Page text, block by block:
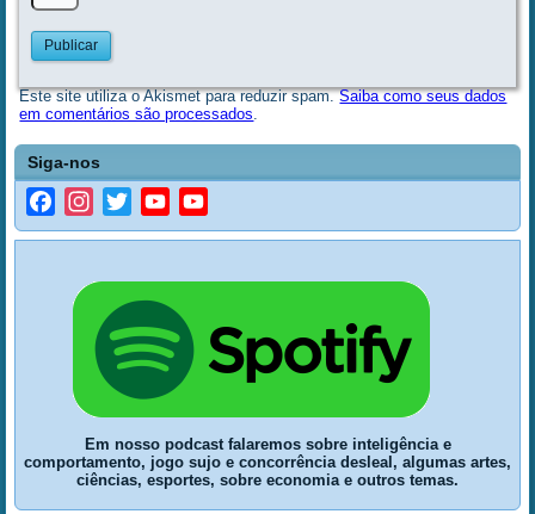
Este site utiliza o Akismet para reduzir spam.Saiba como seus dados
em comentários são processados
Siga-nos
FacebookInstagramTwitterYouTube
Channel
Em nosso podcast falaremos sobre inteligência e
comportamento, jogo sujo e concorrência desleal, algumas artes,
ciências, esportes, sobre economia e outros temas.